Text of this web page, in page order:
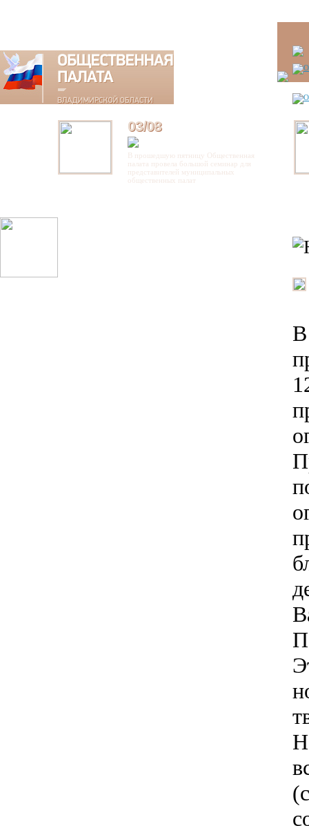
03/08
В прошедшую пятницу Общественная
палата провела большой семинар для
представителей муниципальных
общественных палат
В